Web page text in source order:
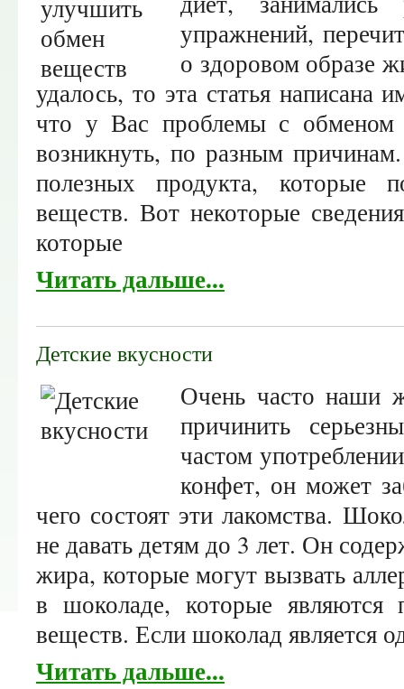
упражнений,
о здоровом образе
удалось, то эта статья написана
что у Вас проблемы с
возникнуть, по разным
полезных продукта, которые
веществ. Вот некоторые
которые
Читать дальше...
Детские вкусности
Очень часто наши
причинить
частом
конфет, он может
чего состоят эти лакомства.
не давать детям до 3 лет. Он
жира, которые могут вызвать
в шоколаде, которые являются
веществ. Если шоколад является
Читать дальше...